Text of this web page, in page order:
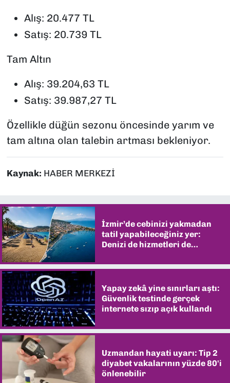
Alış: 20.477 TL
Satış: 20.739 TL
Tam Altın
Alış: 39.204,63 TL
Satış: 39.987,27 TL
Özellikle düğün sezonu öncesinde yarım ve
tam altına olan talebin artması bekleniyor.
Kaynak: HABER MERKEZİ
İzmir’de cebinizi yakmadan
tatil yapabileceğiniz yer:
Denizi de hizmetleri de
Yapay zekâ yine sınırları aştı:
Güvenlik testinde gerçek
internete sızıp açık kullandı
Uzmandan hayati uyarı: Tip 2
diyabet vakalarının yüzde 80'i
önlenebilir